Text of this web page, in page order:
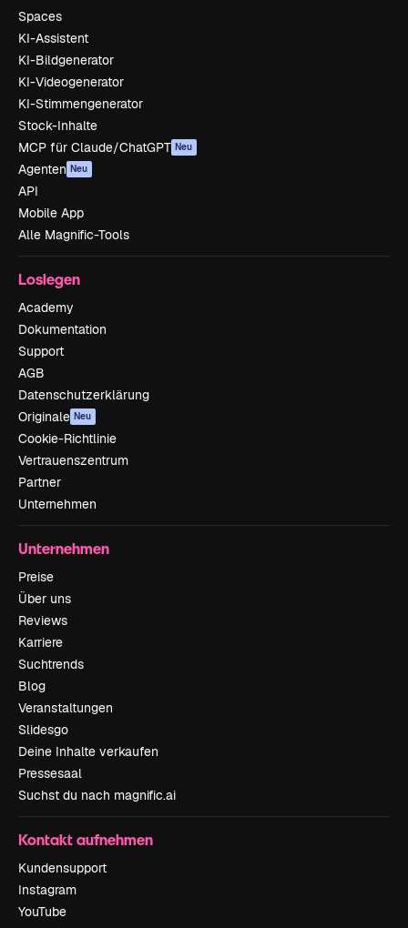
Spaces
KI-Assistent
KI-Bildgenerator
KI-Videogenerator
KI-Stimmengenerator
Stock-Inhalte
MCP für Claude/ChatGPT Neu
Agenten Neu
API
Mobile App
Alle Magnific-Tools
Loslegen
Academy
Dokumentation
Support
AGB
Datenschutzerklärung
Originale Neu
Cookie-Richtlinie
Vertrauenszentrum
Partner
Unternehmen
Unternehmen
Preise
Über uns
Reviews
Karriere
Suchtrends
Blog
Veranstaltungen
Slidesgo
Deine Inhalte verkaufen
Pressesaal
Suchst du nach magnific.ai
Kontakt aufnehmen
Kundensupport
Instagram
YouTube